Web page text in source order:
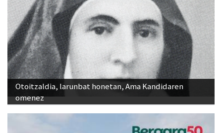
Otoitzaldia, larunbat honetan, Ama Kandidaren
omenez